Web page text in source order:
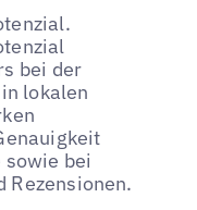
bei der
lokalen
bei
Rezensionen.